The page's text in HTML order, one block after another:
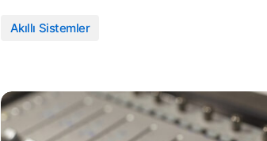
Akıllı Sistemler